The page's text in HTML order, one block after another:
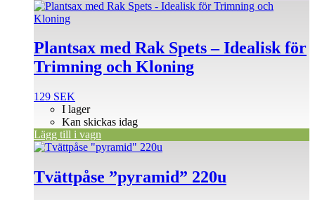
Plantsax med Rak Spets – Idealisk för
Trimning och Kloning
129 SEK
I lager
Kan skickas idag
Lägg till i vagn
Tvättpåse ”pyramid” 220u